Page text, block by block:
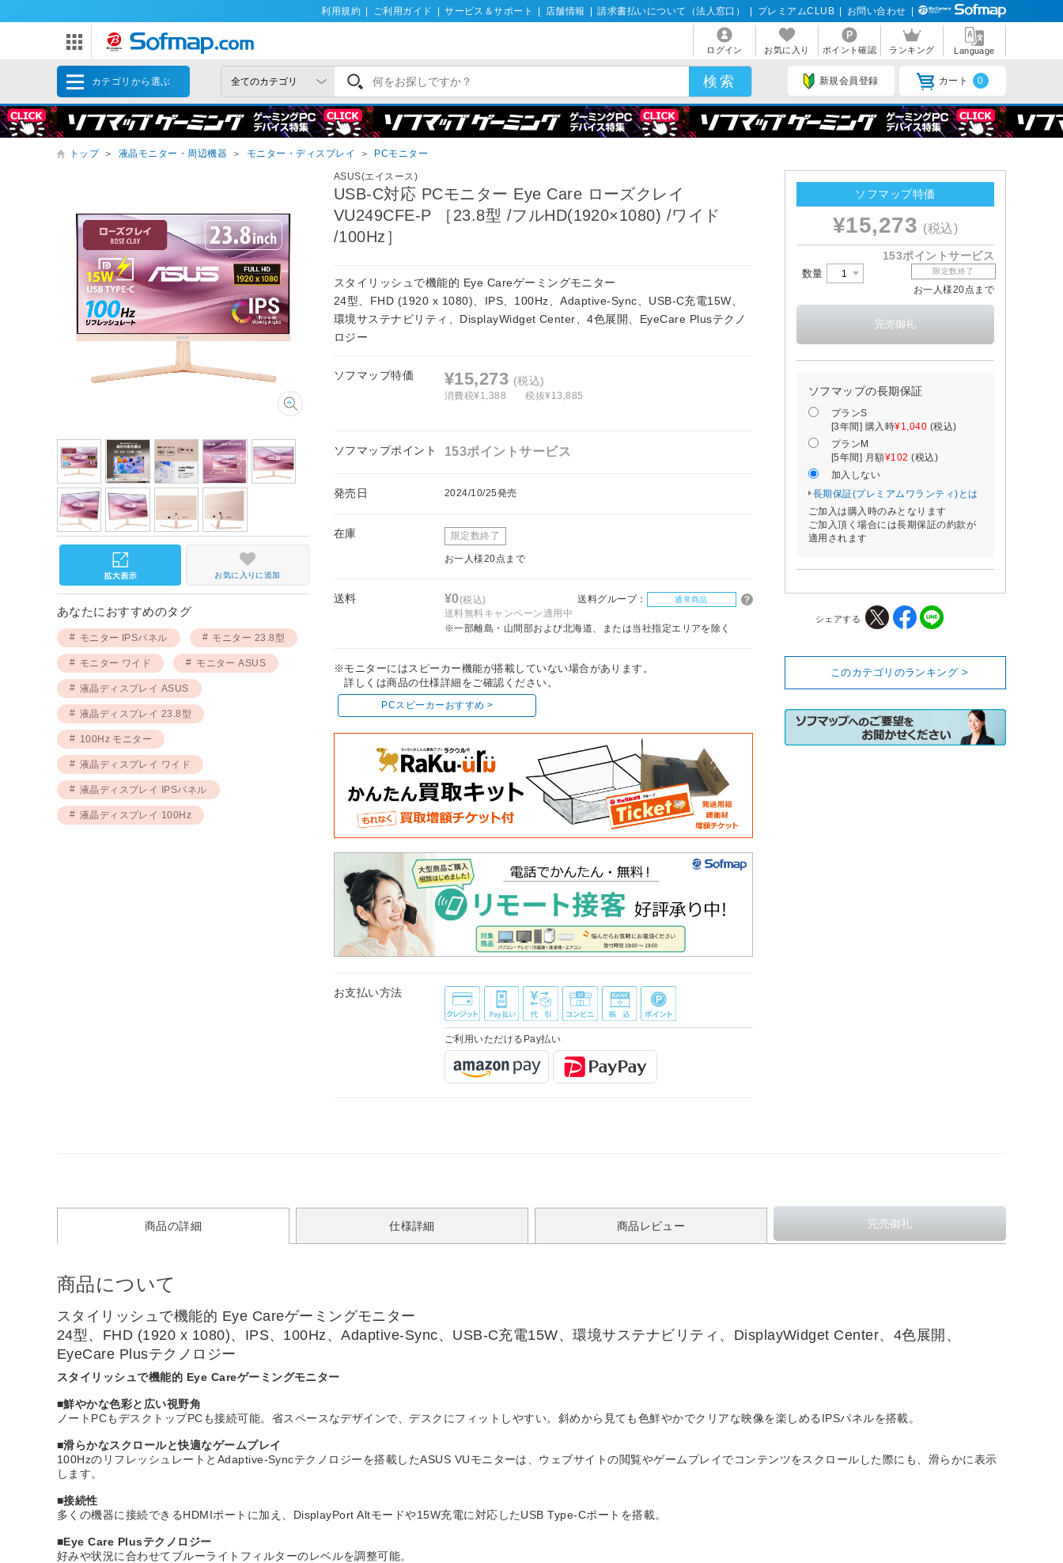
利用規約 ご利用ガイド サービス＆サポート 店舗情報 請求書払いについて（法人窓口） プレミアムCLUB お問い合わせ
ログイン お気に入り ポイント確認 ランキング Language
カテゴリから選ぶ 新規会員登録 カート 0
トップ ＞ 液晶モニター・周辺機器 ＞ モニター・ディスプレイ ＞ PCモニター
ASUS(エイスース)
USB-C対応 PCモニター Eye Care ローズクレイ
VU249CFE-P ［23.8型 /フルHD(1920×1080) /ワイド
/100Hz］
スタイリッシュで機能的 Eye Careゲーミングモニター
24型、FHD (1920 x 1080)、IPS、100Hz、Adaptive-Sync、USB-C充電15W、
環境サステナビリティ、DisplayWidget Center、4色展開、EyeCare Plusテクノ
ロジー
ソフマップ特価 ¥15,273 (税込)
消費税¥1,388 税抜¥13,885
ソフマップポイント 153ポイントサービス
発売日 2024/10/25発売
在庫 限定数終了
お一人様20点まで
送料 ¥0(税込) 送料グループ： 通常商品
送料無料キャンペーン適用中
※一部離島・山間部および北海道、または当社指定エリアを除く
※モニターにはスピーカー機能が搭載していない場合があります。
詳しくは商品の仕様詳細をご確認ください。
PCスピーカーおすすめ >
お支払い方法
ご利用いただけるPay払い
お気に入りに追加
あなたにおすすめのタグ
モニター IPSパネル モニター 23.8型
モニター ワイド モニター ASUS
液晶ディスプレイ ASUS
液晶ディスプレイ 23.8型
100Hz モニター
液晶ディスプレイ ワイド
液晶ディスプレイ IPSパネル
液晶ディスプレイ 100Hz
ソフマップ特価
¥15,273 (税込)
153ポイントサービス
数量 限定数終了
お一人様20点まで
ソフマップの長期保証
プランS
[3年間] 購入時¥1,040 (税込)
プランM
[5年間] 月額¥102 (税込)
加入しない
長期保証(プレミアムワランティ)とは
ご加入は購入時のみとなります
ご加入頂く場合には長期保証の約款が
適用されます
シェアする
このカテゴリのランキング >
商品の詳細 仕様詳細 商品レビュー
商品について
スタイリッシュで機能的 Eye Careゲーミングモニター
24型、FHD (1920 x 1080)、IPS、100Hz、Adaptive-Sync、USB-C充電15W、環境サステナビリティ、DisplayWidget Center、4色展開、
EyeCare Plusテクノロジー
スタイリッシュで機能的 Eye Careゲーミングモニター
■鮮やかな色彩と広い視野角
ノートPCもデスクトップPCも接続可能。省スペースなデザインで、デスクにフィットしやすい。斜めから見ても色鮮やかでクリアな映像を楽しめるIPSパネルを搭載。
■滑らかなスクロールと快適なゲームプレイ
100HzのリフレッシュレートとAdaptive-Syncテクノロジーを搭載したASUS VUモニターは、ウェブサイトの閲覧やゲームプレイでコンテンツをスクロールした際にも、滑らかに表示
します。
■接続性
多くの機器に接続できるHDMIポートに加え、DisplayPort Altモードや15W充電に対応したUSB Type-Cポートを搭載。
■Eye Care Plusテクノロジー
好みや状況に合わせてブルーライトフィルターのレベルを調整可能。